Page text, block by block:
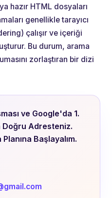
hazır HTML dosyaları
genellikle tarayıcı
çalışır ve içeriği
Bu durum, arama
zorlaştıran bir dizi
ve Google'da 1.
Adresteniz.
Başlayalım.